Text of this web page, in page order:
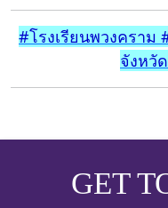
#โรงเรียนพวงคราม
จังหวั
GET